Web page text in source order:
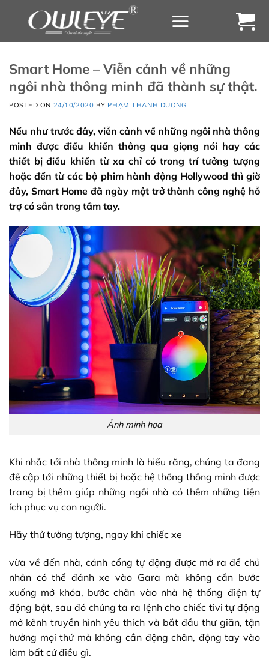
Smart Home – Viễn cảnh về những
ngôi nhà thông minh đã thành sự thật.
POSTED ON 24/10/2020 BY PHẠM THANH DUONG
Nếu như trước đây, viễn cảnh về những ngôi nhà thông
minh được điều khiển thông qua giọng nói hay các
thiết bị điều khiển từ xa chỉ có trong trí tưởng tượng
hoặc đến từ các bộ phim hành động Hollywood thì giờ
đây, Smart Home đã ngày một trở thành công nghệ hỗ
trợ có sẵn trong tầm tay.
Ảnh minh họa
Khi nhắc tới nhà thông minh là hiểu rằng, chúng ta đang
đề cập tới những thiết bị hoặc hệ thống thông minh được
trang bị thêm giúp những ngôi nhà có thêm những tiện
ích phục vụ con người.
Hãy thử tưởng tượng, ngay khi chiếc xe
vừa về đến nhà, cánh cổng tự động được mở ra để chủ
nhân có thể đánh xe vào Gara mà không cần bước
xuống mở khóa, bước chân vào nhà hệ thống điện tự
động bật, sau đó chúng ta ra lệnh cho chiếc tivi tự động
mở kênh truyền hình yêu thích và bắt đầu thư giãn, tận
hưởng mọi thứ mà không cần động chân, động tay vào
làm bất cứ điều gì.